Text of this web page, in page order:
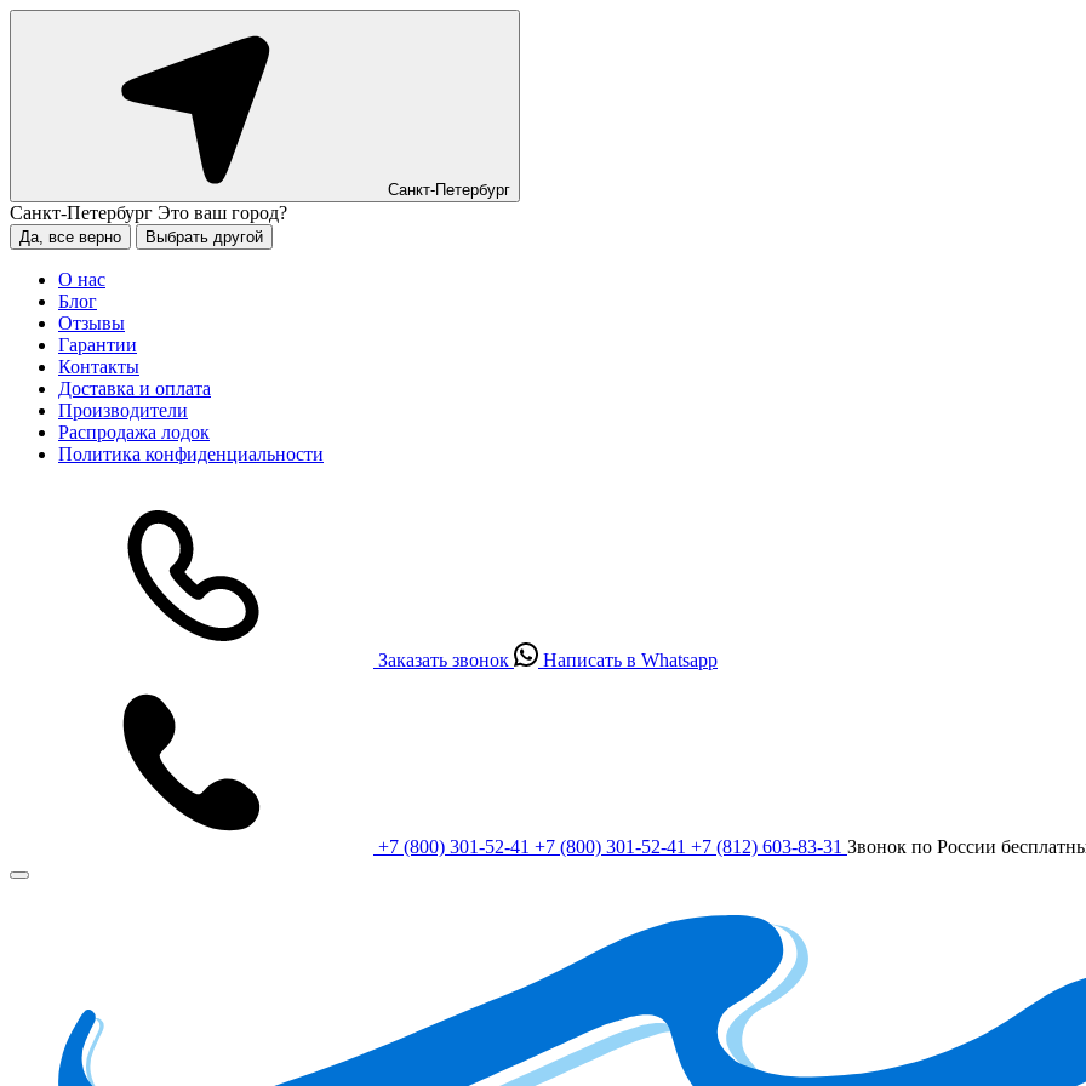
Санкт-Петербург
Санкт-Петербург Это ваш город?
Да, все верно Выбрать другой
О нас
Блог
Отзывы
Гарантии
Контакты
Доставка и оплата
Производители
Распродажа лодок
Политика конфиденциальности
Заказать звонок Написать в Whatsapp
+7 (800) 301-52-41 +7 (800) 301-52-41 +7 (812) 603-83-31 Звонок по России